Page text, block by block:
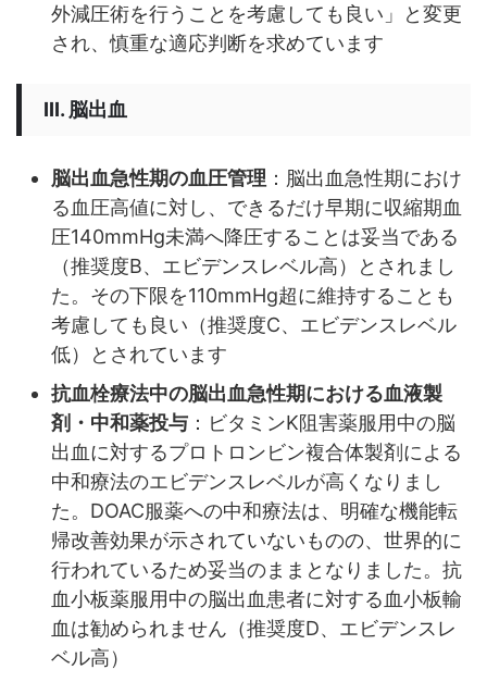
外減圧術を行うことを考慮しても良い」と変更
され、慎重な適応判断を求めています
III. 脳出血
脳出血急性期の血圧管理 ：脳出血急性期におけ
る血圧高値に対し、できるだけ早期に収縮期血
圧140mmHg未満へ降圧することは妥当である
（推奨度B、エビデンスレベル高）とされまし
た。その下限を110mmHg超に維持することも
考慮しても良い（推奨度C、エビデンスレベル
低）とされています
抗血栓療法中の脳出血急性期における血液製
剤・中和薬投与 ：ビタミンK阻害薬服用中の脳
出血に対するプロトロンビン複合体製剤による
中和療法のエビデンスレベルが高くなりまし
た。DOAC服薬への中和療法は、明確な機能転
帰改善効果が示されていないものの、世界的に
行われているため妥当のままとなりました。抗
血小板薬服用中の脳出血患者に対する血小板輸
血は勧められません（推奨度D、エビデンスレ
ベル高）